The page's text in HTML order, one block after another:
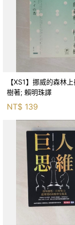
【XS1】挪威的森林
樹著; 賴明珠譯
NT$ 139